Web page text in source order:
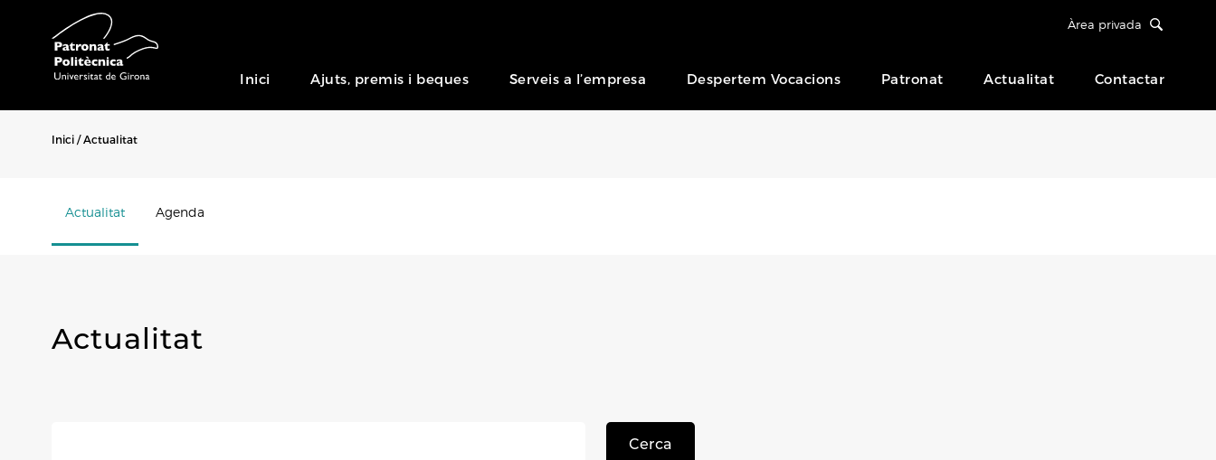
Àrea privada
Inici Ajuts, premis i beques Serveis a l’empresa Despertem Vocacions Patronat Actualitat Contactar
Inici Actualitat
Actualitat Agenda
Actualitat
Cerca